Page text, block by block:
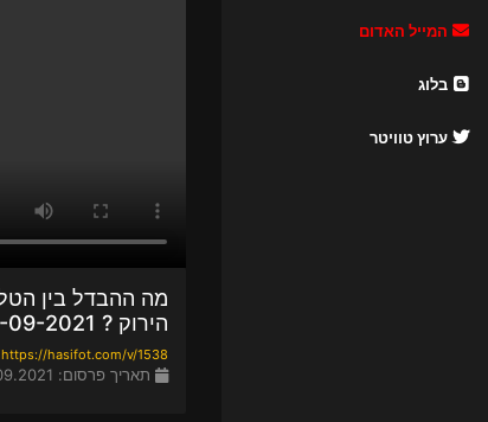
המייל האדום
בלוג
ערוץ טוויטר
מה ההבדל בין
הירוק ? 24-09-2021
https://hasifot.com/v/1538
תאריך פרסום: 24.09.2021 02:58